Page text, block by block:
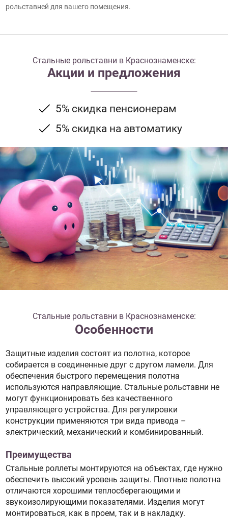
рольставней для вашего помещения.
Стальные рольставни в Краснознаменске:
Акции и предложения
5% скидка пенсионерам
5% скидка на автоматику
Стальные рольставни в Краснознаменске:
Особенности
Защитные изделия состоят из полотна, которое
собирается в соединенные друг с другом ламели. Для
обеспечения быстрого перемещения полотна
используются направляющие. Стальные рольставни не
могут функционировать без качественного
управляющего устройства. Для регулировки
конструкции применяются три вида привода –
электрический, механический и комбинированный.
Преимущества
Стальные роллеты монтируются на объектах, где нужно
обеспечить высокий уровень защиты. Плотные полотна
отличаются хорошими теплосберегающими и
звукоизолирующими показателями. Изделия могут
монтироваться, как в проем, так и в накладку.